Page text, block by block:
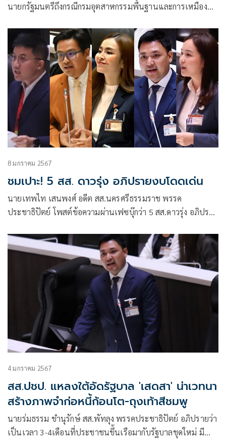
นายกรัฐมนตรีถึงกรณีกรมอุตสาหกรรมพื้นฐานและการเหมืองแร่
อันดับ 3 ของโลก เพื่อใช้ผลิตแบตเตอรี่รถยนต์ไฟฟ้า
8 มกราคม 2567
ชมเปาะ! 5 สส. ดาวรุ่ง อภิปรายงบโดดเด่น
นายเทพไท เสนพงศ์ อดีต สส.นครศรีธรรมราช พรรค
ประชาธิปัตย์ โพสต์ข้อความผ่านเฟซบุ๊กว่า 5 สส.ดาวรุ่ง อภิปราย
4 มกราคม 2567
สส.ปชป. แหลงใต้อัดรัฐบาล 'เสดสา' น่าเวทนา
สร้างภาพจำก่อหนี้ก้อนโต-ถุงเท้าสีชมพู
นายร่มธรรม ขำนุรักษ์ สส.พัทลุง พรรคประชาธิปัตย์ อภิปรายว่า
เป็นเวลา 3-4เดือนที่ประชาชนขึ้นเรือมากับรัฐบาลชุดใหม่ มี